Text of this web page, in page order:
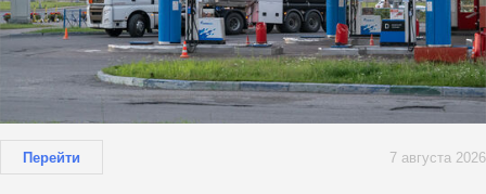
Перейти 7 августа 2026